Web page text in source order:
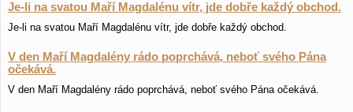
Je-li na svatou Maří Magdalénu vítr, jde dobře každý obchod.
Je-li na svatou Maří Magdalénu vítr, jde dobře každý obchod.
V den Maří Magdalény rádo poprchává, neboť svého Pána
očekává.
V den Maří Magdalény rádo poprchává, neboť svého Pána očekává.